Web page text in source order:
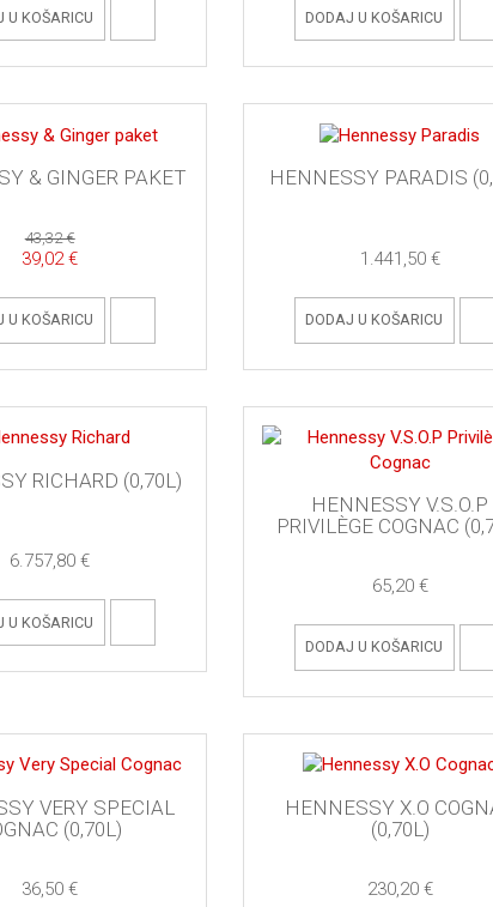
U KOŠARICU DODAJ U KOŠARICU
& GINGER PAKET
43,32 €
39,02 €
U KOŠARICU
HENNESSY PARADIS
1.441,50 €
DODAJ U KOŠARICU
RICHARD (0,70L)
6.757,80 €
U KOŠARICU
HENNESSY V.S.O.P
PRIVILÈGE COGNAC
65,20 €
DODAJ U KOŠARICU
VERY SPECIAL
(0,70L)
36,50 €
HENNESSY X.O
(0,70L)
230,20 €